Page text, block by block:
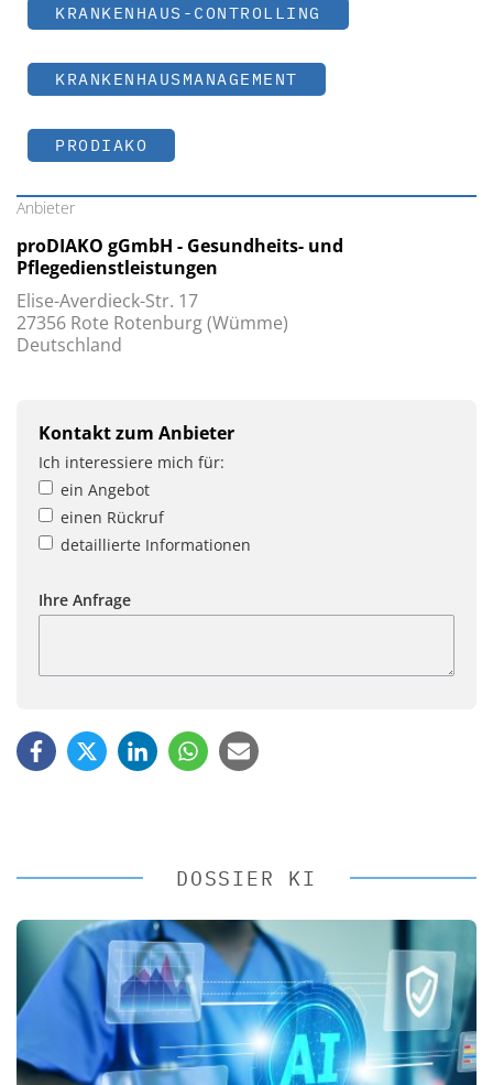
KRANKENHAUS-CONTROLLING
KRANKENHAUSMANAGEMENT
PRODIAKO
Anbieter
proDIAKO gGmbH - Gesundheits- und
Pflegedienstleistungen
Elise-Averdieck-Str. 17
27356 Rote Rotenburg (Wümme)
Deutschland
Kontakt zum Anbieter
Ich interessiere mich für:
ein Angebot
einen Rückruf
detaillierte Informationen
Ihre Anfrage
DOSSIER KI